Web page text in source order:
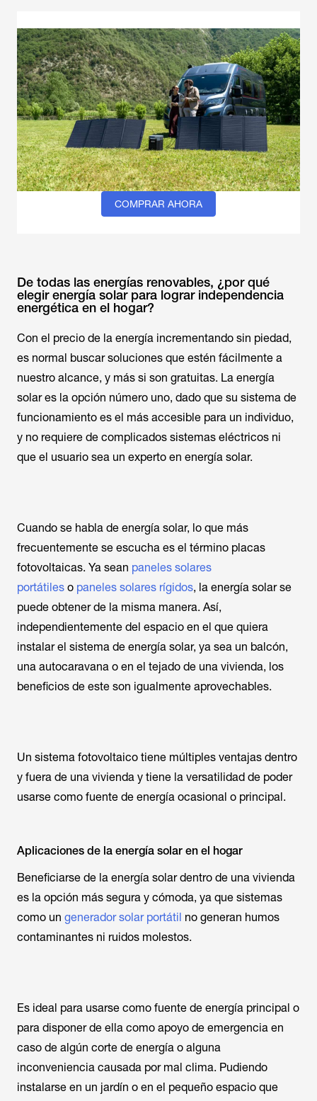
COMPRAR AHORA
De todas las energías renovables, ¿por qué
elegir energía solar para lograr independencia
energética en el hogar?
Con el precio de la energía incrementando sin piedad,
es normal buscar soluciones que estén fácilmente a
nuestro alcance, y más si son gratuitas. La energía
solar es la opción número uno, dado que su sistema de
funcionamiento es el más accesible para un individuo,
y no requiere de complicados sistemas eléctricos ni
que el usuario sea un experto en energía solar.
Cuando se habla de energía solar, lo que más
frecuentemente se escucha es el término placas
fotovoltaicas. Ya sean paneles solares
portátiles o paneles solares rígidos, la energía solar se
puede obtener de la misma manera. Así,
independientemente del espacio en el que quiera
instalar el sistema de energía solar, ya sea un balcón,
una autocaravana o en el tejado de una vivienda, los
beneficios de este son igualmente aprovechables.
Un sistema fotovoltaico tiene múltiples ventajas dentro
y fuera de una vivienda y tiene la versatilidad de poder
usarse como fuente de energía ocasional o principal.
Aplicaciones de la energía solar en el hogar
Beneficiarse de la energía solar dentro de una vivienda
es la opción más segura y cómoda, ya que sistemas
como un generador solar portátil no generan humos
contaminantes ni ruidos molestos.
Es ideal para usarse como fuente de energía principal o
para disponer de ella como apoyo de emergencia en
caso de algún corte de energía o alguna
inconveniencia causada por mal clima. Pudiendo
instalarse en un jardín o en el pequeño espacio que